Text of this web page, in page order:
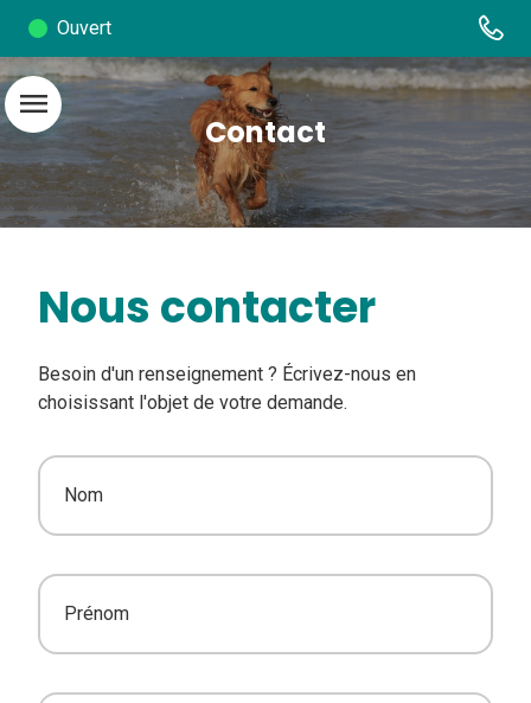
Ouvert
menu
Contact
Nous contacter
Besoin d'un renseignement ? Écrivez-nous en
choisissant l'objet de votre demande.